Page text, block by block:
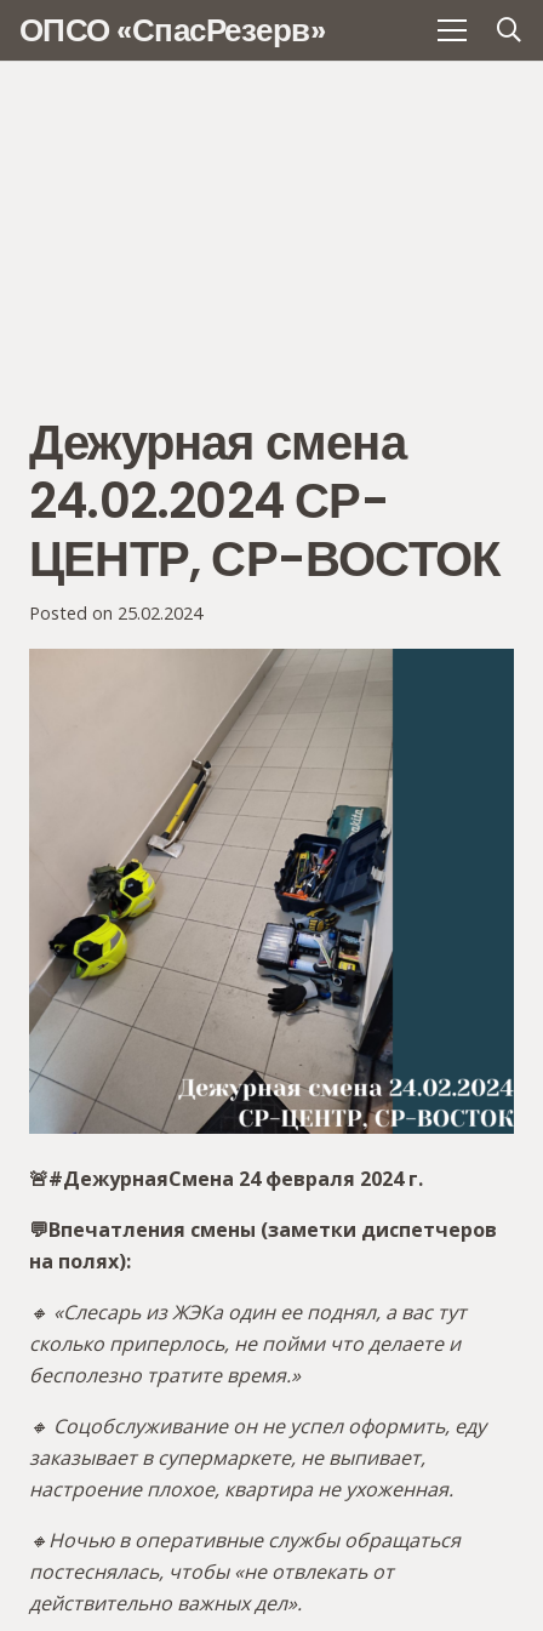
ОПСО «СпасРезерв»
Дежурная смена
24.02.2024 СР-
ЦЕНТР, СР-ВОСТОК
Posted on 25.02.2024
🚨#ДежурнаяСмена 24 февраля 2024 г.
💬Впечатления смены (заметки диспетчеров
на полях):
🔸 «Слесарь из ЖЭКа один ее поднял, а вас тут
сколько приперлось, не пойми что делаете и
бесполезно тратите время.»
🔸 Соцобслуживание он не успел оформить, еду
заказывает в супермаркете, не выпивает,
настроение плохое, квартира не ухоженная.
🔸Ночью в оперативные службы обращаться
постеснялась, чтобы «не отвлекать от
действительно важных дел».